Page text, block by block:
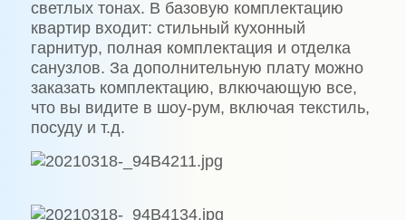
светлых тонах. В базовую комплектацию
квартир входит: стильный кухонный
гарнитур, полная комплектация и отделка
санузлов. За дополнительную плату можно
заказать комплектацию, влкючающую все,
что вы видите в шоу-рум, включая текстиль,
посуду и т.д.